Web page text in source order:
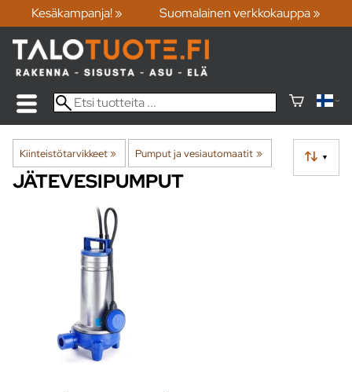
Kesäkampanja! » Suomalainen verkkokauppa »
Kiinteistötarvikkeet‪» Pumput ja vesiautomaatit ‪» ▼
JÄTEVESIPUMPUT